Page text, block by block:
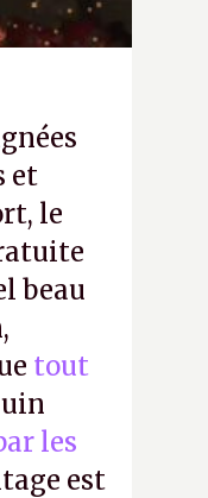
et
le
beau
tout
les
est